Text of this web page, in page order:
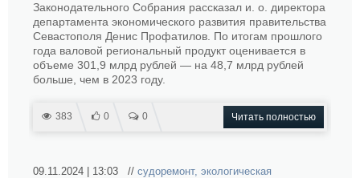
Законодательного Собрания рассказал и. о. директора
департамента экономического развития правительства
Севастополя Денис Профатилов. По итогам прошлого
года валовой региональный продукт оценивается в
объеме 301,9 млрд рублей — на 48,7 млрд рублей
больше, чем в 2023 году.
383 0 0 Читать полностью
09.11.2024 | 13:03 // судоремонт, экологическая